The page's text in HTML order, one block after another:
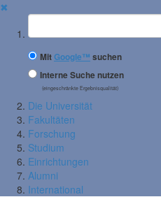
✖
Suchbegriff
MitGoogle™ suchen
Interne Suche nutzen
(eingeschränkte Ergebnisqualität)
Die Universität
Fakultäten
Forschung
Studium
Einrichtungen
Alumni
International